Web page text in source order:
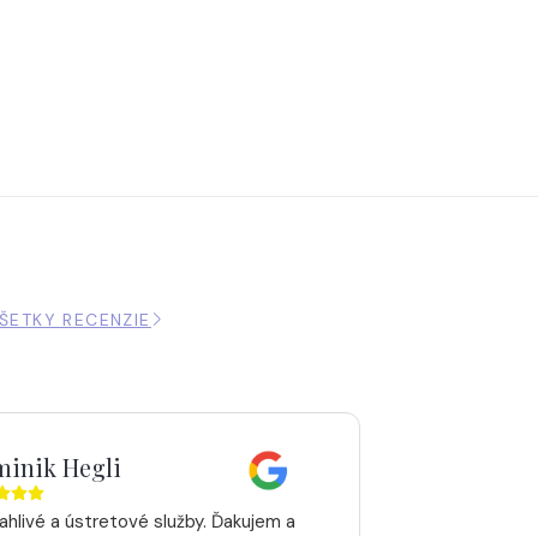
RECENZIE
Hegli
a ústretové služby. Ďakujem a